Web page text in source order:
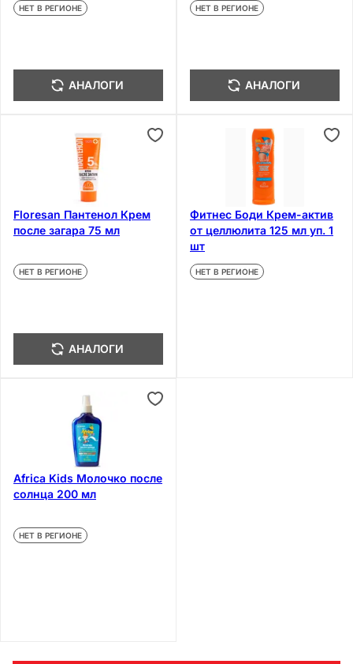
НЕТ В РЕГИОНЕ
АНАЛОГИ
НЕТ В РЕГИОНЕ
АНАЛОГИ
Floresan Пантенол Крем
после загара 75 мл
НЕТ В РЕГИОНЕ
АНАЛОГИ
Фитнес Боди Крем-актив
от целлюлита 125 мл уп. 1
шт
НЕТ В РЕГИОНЕ
Africa Kids Молочко после
солнца 200 мл
НЕТ В РЕГИОНЕ